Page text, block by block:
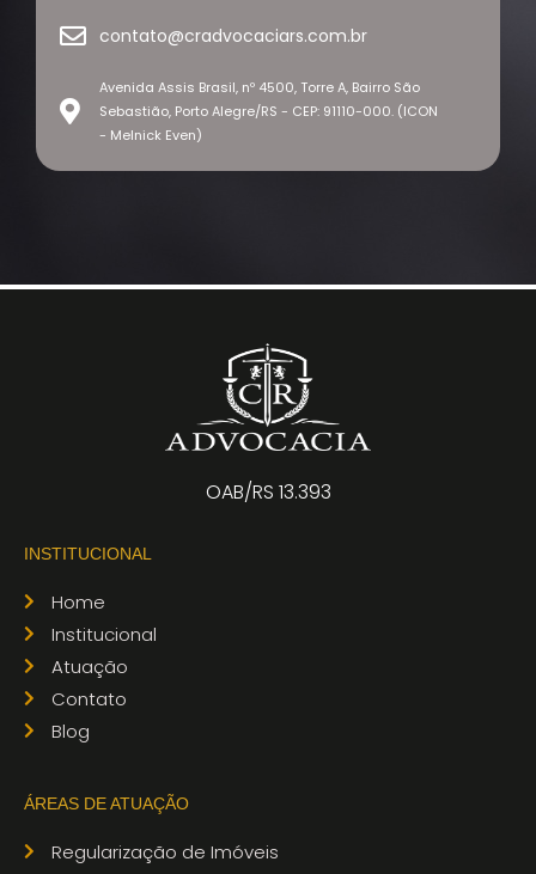
contato@cradvocaciars.com.br
Avenida Assis Brasil, nº 4500, Torre A, Bairro São
Sebastião, Porto Alegre/RS - CEP: 91110-000. (ICON
- Melnick Even)
OAB/RS 13.393
INSTITUCIONAL
Home
Institucional
Atuação
Contato
Blog
ÁREAS DE ATUAÇÃO
Regularização de Imóveis